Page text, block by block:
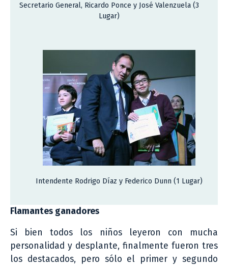
Secretario General, Ricardo Ponce y José Valenzuela (3
Lugar)
Intendente Rodrigo Díaz y Federico Dunn (1 Lugar)
Flamantes ganadores
Si bien todos los niños leyeron con mucha
personalidad y desplante, finalmente fueron tres
los destacados, pero sólo el primer y segundo